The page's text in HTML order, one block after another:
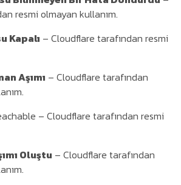
resmi olmayan kullanım.
Kapalı – Cloudflare tarafından resmi
Aşımı – Cloudflare tarafından
– Cloudflare tarafından resmi
Oluştu – Cloudflare tarafından